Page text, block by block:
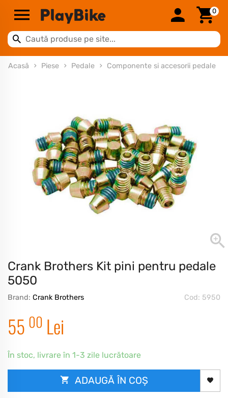
0
Acasă Piese Pedale Componente si accesorii pedale
Crank Brothers Kit pini pentru pedale
5050
Brand: Crank Brothers Cod: 5950
55 00 Lei
În stoc, livrare în 1-3 zile lucrătoare
ADAUGĂ ÎN COȘ